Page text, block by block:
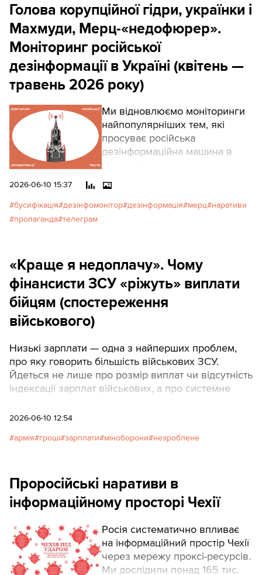
податках.
Голова корупційної гідри, українки і
Махмуди, Мерц-«недофюрер».
Моніторинг російської
дезінформації в Україні (квітень —
травень 2026 року)
Ми відновлюємо моніторинги
найпопулярніших тем, які
просуває російська
дезінформаційна машина в
деструктивні наративи були
зосереджені довкола корупції,
2026-06-10 15:37
бусифікація дезінфомонітор дезінформація мерц наративи
пропаганда телеграм
«Краще я недоплачу». Чому
фінансисти ЗСУ «ріжуть» виплати
бійцям (спостереження
військового)
Низькі зарплати — одна з найперших проблем,
про яку говорить більшість військових ЗСУ.
Йдеться не лише про розмір виплат чи відсутність
індексації зарплат військових, а про системне
виплати. Чому так відбувається, пояснює у своїй
знає ситуацію зсередини. Редакції відоме
його на тиск.
2026-06-10 12:54
армія гроші зарплати міноборони незроблене
Проросійські наративи в
інформаційному просторі Чехії
Росія систематично впливає
на інформаційний простір Чехії
через мережу проксі-ресурсів.
Ми дослідили понад 165 тис.